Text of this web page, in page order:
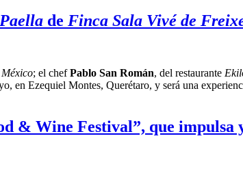
de Finca Sala Vivé de
México; el chefPablo San Román, del restaurante
en Ezequiel Montes, Querétaro, y será una
& Wine Festival”, que